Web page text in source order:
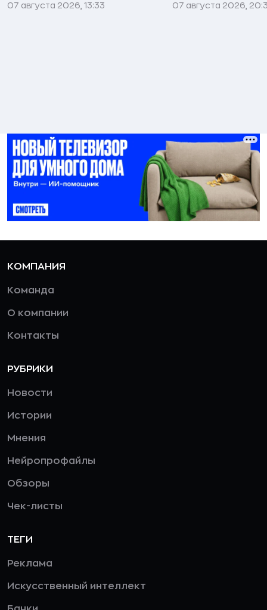
07 августа 2026, 13:33 07 августа 2026,
КОМПАНИЯ
Команда
О компании
Контакты
РУБРИКИ
Новости
Истории
Мнения
Нейропрофайлы
Обзоры
Чек-листы
ТЕГИ
Реклама
Искусственный интеллект